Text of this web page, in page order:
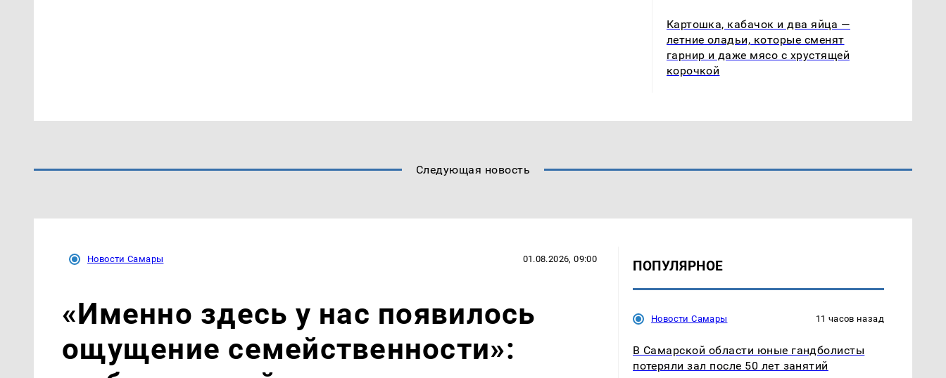
Картошка, кабачок и два яйца —
летние оладьи, которые сменят
гарнир и даже мясо с хрустящей
корочкой
Следующая новость
Новости Самары 01.08.2026, 09:00
«Именно здесь у нас появилось
ощущение семейственности»:
ПОПУЛЯРНОЕ
Новости Самары 11 часов назад
В Самарской области юные гандболисты
потеряли зал после 50 лет занятий